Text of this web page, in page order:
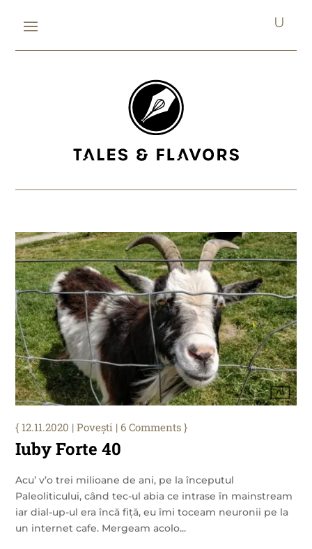
Iuby Forte 40
12.11.2020 |Povești | 6 Comments
Acu’ v’o trei milioane de ani, pe la începutul
Paleoliticului, când tec-ul abia ce intrase în mainstream
iar dial-up-ul era încă fiță, eu îmi toceam neuronii pe la
un internet cafe. Mergeam acolo...